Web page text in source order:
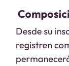
Desde su
registren